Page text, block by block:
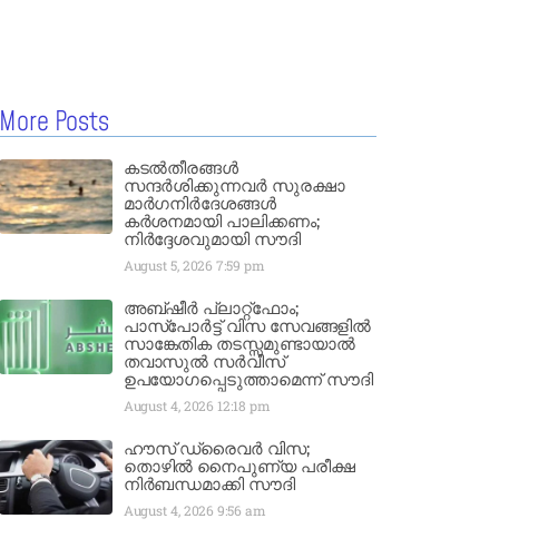
More Posts
കടൽതീരങ്ങൾ
സന്ദർശിക്കുന്നവർ സുരക്ഷാ
മാർഗനിർദേശങ്ങൾ
കർശനമായി പാലിക്കണം;
നിർദ്ദേശവുമായി സൗദി
August 5, 20267:59 pm
അബ്ഷീർ പ്ലാറ്റ്‌ഫോം;
പാസ്‌പോർട്ട് വിസ സേവങ്ങളിൽ
സാങ്കേതിക തടസ്സമുണ്ടായാൽ
തവാസുൽ സർവീസ്
ഉപയോഗപ്പെടുത്താമെന്ന് സൗദി
August 4, 2026 12:18 pm
ഹൗസ് ഡ്രൈവർ വിസ;
തൊഴിൽ നൈപുണ്യ പരീക്ഷ
നിർബന്ധമാക്കി സൗദി
August 4, 20269:56 am